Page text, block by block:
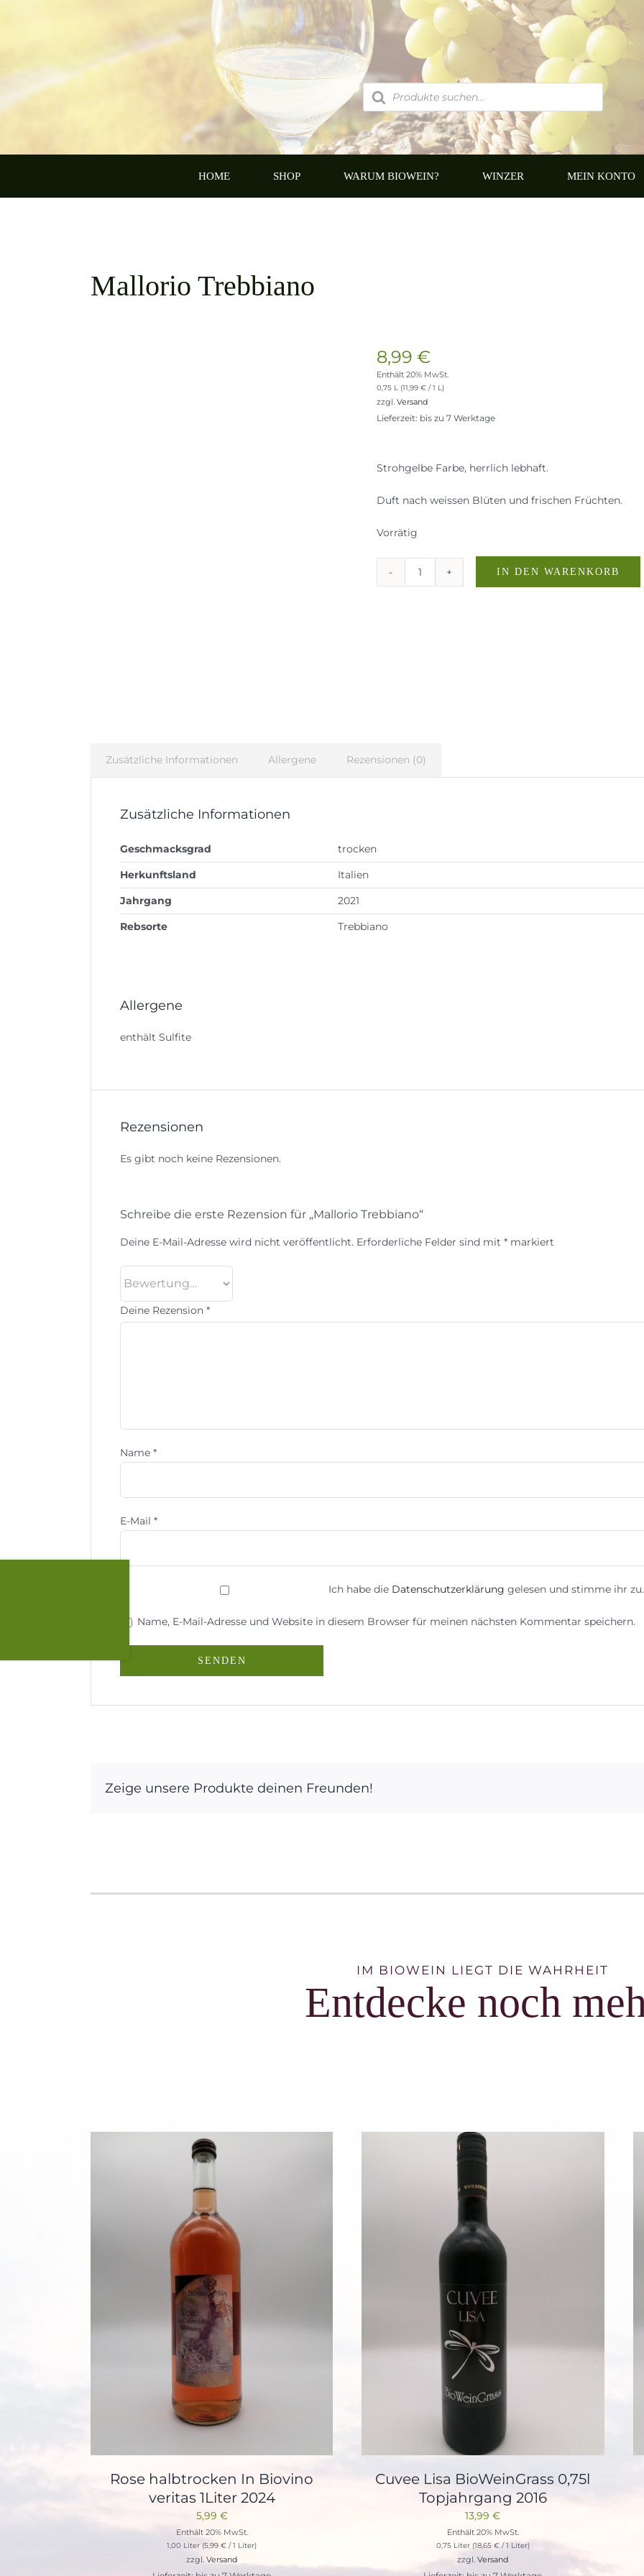
Products
search
HOME SHOP WARUM BIOWEIN? WINZER MEIN KONTO
Mallorio Trebbiano
8,99 €
Enthält 20% MwSt.
0,75 L (11,99 €/ 1 L)
zzgl. Versand
Lieferzeit: bis zu 7 Werktage
Strohgelbe Farbe, herrlich lebhaft.
Duft nach weissen Blüten und frischen Früchten.
Vorrätig
Mallorio
IN DEN WARENKORB
Zusätzliche Informationen Allergene Rezensionen (0)
Zusätzliche Informationen
Geschmacksgrad
trocken
Herkunftsland
Italien
Jahrgang
2021
Rebsorte
Trebbiano
Allergene
enthält Sulfite
Rezensionen
Es gibt noch keine Rezensionen.
Schreibe die erste Rezension für „Mallorio Trebbiano“
Deine E-Mail-Adresse wird nicht veröffentlicht. Erforderliche Felder sind mit* markiert
Deine Rezension*
Name*
E-Mail*
Ich habe die Datenschutzerklärung gelesen und stimme ihr zu.
Name, E-Mail-Adresse und Website in diesem Browser für meinen nächsten Kommentar speichern.
Zeige unsere Produkte deinen Freunden!
IM BIOWEIN LIEGT DIE WAHRHEIT
Entdecke noch
Rose halbtrocken In Biovino
veritas 1Liter 2024
5,99 €
Enthält 20% MwSt.
1,00 Liter (5,99€ / 1 Liter)
zzgl.Versand
Cuvee Lisa BioWeinGrass 0,75l
Topjahrgang 2016
13,99€
Enthält 20% MwSt.
0,75 Liter (18,65 €/ 1 Liter)
zzgl.Versand